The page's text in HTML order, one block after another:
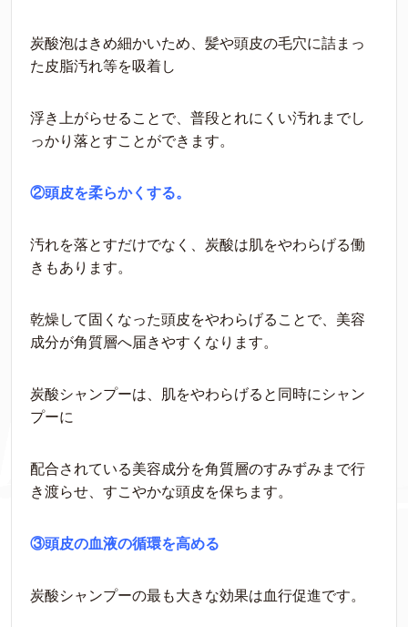
炭酸泡はきめ細かいため、髪や頭皮の毛穴に詰まっ
た皮脂汚れ等を吸着し
浮き上がらせることで、普段とれにくい汚れまでし
っかり落とすことができます。
②頭皮を柔らかくする。
汚れを落とすだけでなく、炭酸は肌をやわらげる働
きもあります。
乾燥して固くなった頭皮をやわらげることで、美容
成分が角質層へ届きやすくなります。
炭酸シャンプーは、肌をやわらげると同時にシャン
プーに
配合されている美容成分を角質層のすみずみまで行
き渡らせ、すこやかな頭皮を保ちます。
③頭皮の血液の循環を高める
炭酸シャンプーの最も大きな効果は血行促進です。